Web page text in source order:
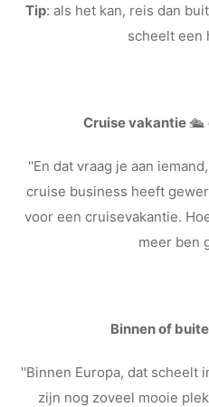
Tip: als het kan, reis dan
scheelt een
Cruise vakantie🛳️
''En dat vraag je aan
cruise business heeft
voor een cruisevakantie.
meer ben
Binnen of
''Binnen Europa, dat scheelt
zijn nog zoveel mooie